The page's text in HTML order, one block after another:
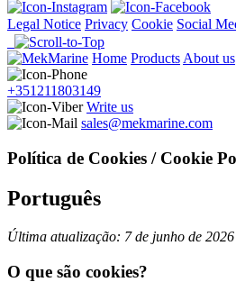
Legal Notice Privacy Cookie Social
Home ProductsAbout us
+351211803149
Write us
sales@mekmarine.com
Política de Cookies / Cookie
Português
Última atualização: 7 de junho de 2026
O que são cookies?